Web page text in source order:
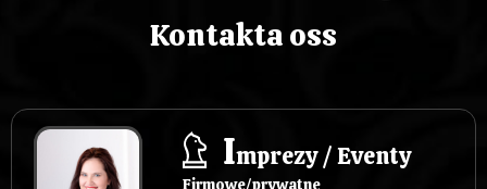
Kontakta oss
Imprezy / Eventy
Firmowe/prywatne